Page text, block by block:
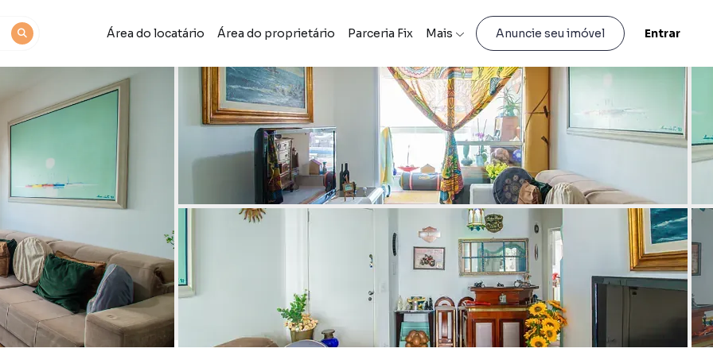
Área do locatário Área do proprietário Parceria Fix Mais Anuncie seu imóvel Entrar